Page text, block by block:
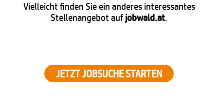
Vielleicht finden Sie ein anderes interessantes
Stellenangebot aufjobwald.at.
JETZT JOBSUCHE STARTEN